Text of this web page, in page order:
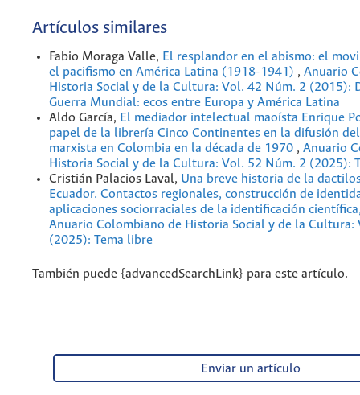
Artículos similares
Fabio Moraga Valle, El resplandor en el abismo: el
el pacifismo en América Latina (1918-1941) , Anuario
Historia Social y de la Cultura: Vol. 42 Núm. 2 (2015):
Guerra Mundial: ecos entre Europa y América Latina
Aldo García, El mediador intelectual maoísta Enrique
papel de la librería Cinco Continentes en la difusión
marxista en Colombia en la década de 1970 , Anuario
Historia Social y de la Cultura: Vol. 52 Núm. 2 (2025):
Cristián Palacios Laval, Una breve historia de la
Ecuador. Contactos regionales, construcción de
aplicaciones sociorraciales de la identificación
Anuario Colombiano de Historia Social y de la Cultura:
(2025): Tema libre
También puede {advancedSearchLink} para este artículo.
Enviar un artículo